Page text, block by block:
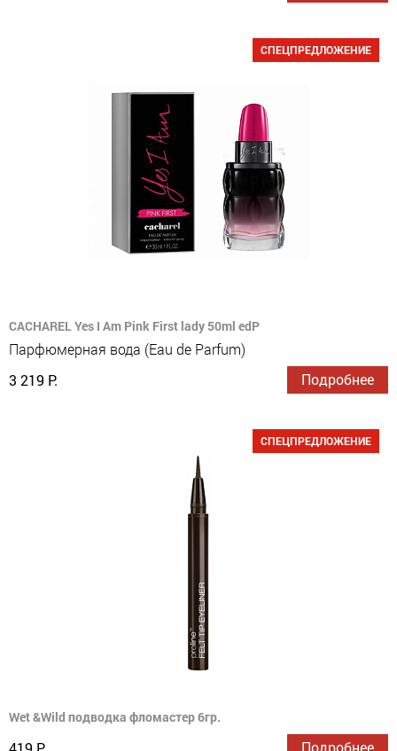
СПЕЦПРЕДЛОЖЕНИЕ
CACHAREL Yes I Am Pink First lady 50ml edP
Парфюмерная вода (Eau de Parfum)
3 219 Р.
Подробнее
СПЕЦПРЕДЛОЖЕНИЕ
Wet &Wild подводка фломастер 6гр.